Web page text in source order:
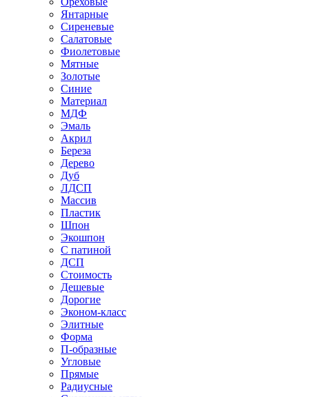
Янтарные
Сиреневые
Салатовые
Фиолетовые
Мятные
Золотые
Синие
Материал
МДФ
Эмаль
Акрил
Береза
Дерево
Дуб
ЛДСП
Массив
Пластик
Шпон
Экошпон
С патиной
ДСП
Стоимость
Дешевые
Дорогие
Эконом-класс
Элитные
Форма
П-образные
Угловые
Прямые
Радиусные